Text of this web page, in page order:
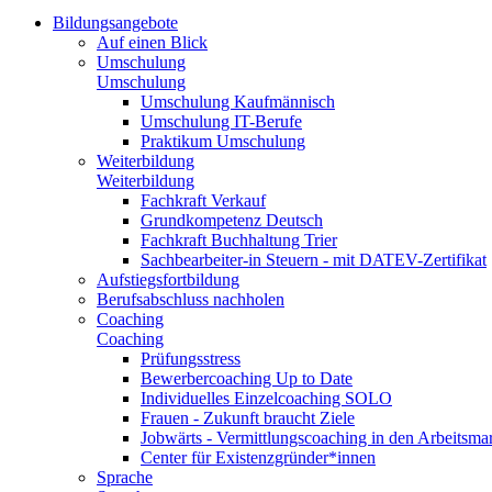
Bildungsangebote
Auf einen Blick
Umschulung
Umschulung
Umschulung Kaufmännisch
Umschulung IT-Berufe
Praktikum Umschulung
Weiterbildung
Weiterbildung
Fachkraft Verkauf
Grundkompetenz Deutsch
Fachkraft Buchhaltung Trier
Sachbearbeiter-in Steuern - mit DATEV-Zertifikat
Aufstiegsfortbildung
Berufsabschluss nachholen
Coaching
Coaching
Prüfungsstress
Bewerbercoaching Up to Date
Individuelles Einzelcoaching SOLO
Frauen - Zukunft braucht Ziele
Jobwärts - Vermittlungscoaching in den
Center für Existenzgründer*innen
Sprache